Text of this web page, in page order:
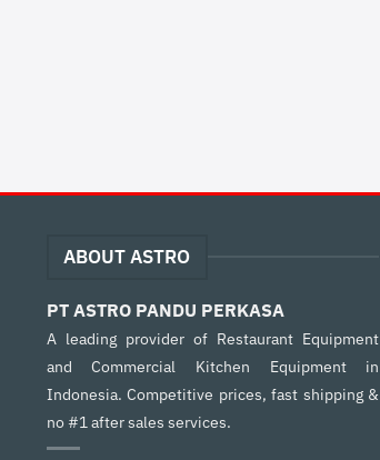
ABOUT ASTRO
PT ASTRO PANDU PERKASA
A leading provider of Restaurant Equipment
and Commercial Kitchen Equipment in
Indonesia. Competitive prices, fast shipping &
no #1 after sales services.